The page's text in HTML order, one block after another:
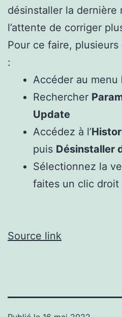
désinstaller la dernière
l’attente de corriger
Pour ce faire,
:
Accéder au menu
Rechercher
Update
Accédez à l’
puis Désinstaller
Sélectionnez la
faites un clic droit
Source link